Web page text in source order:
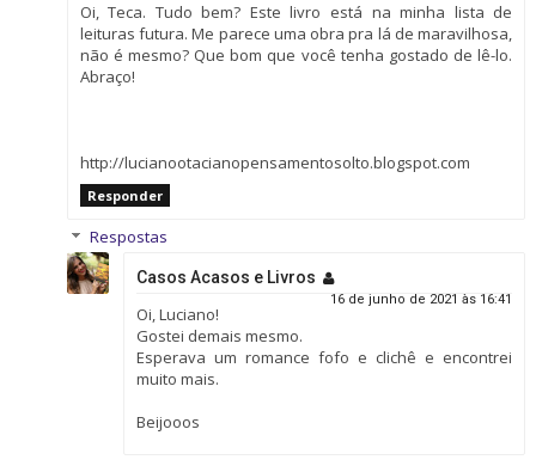
Oi, Teca. Tudo bem? Este livro está na minha lista de
leituras futura. Me parece uma obra pra lá de maravilhosa,
não é mesmo? Que bom que você tenha gostado de lê-lo.
Abraço!
http://lucianootacianopensamentosolto.blogspot.com
Responder
Respostas
Casos Acasos e Livros
16 de junho de 2021 às 16:41
Oi, Luciano!
Gostei demais mesmo.
Esperava um romance fofo e clichê e encontrei
muito mais.
Beijooos